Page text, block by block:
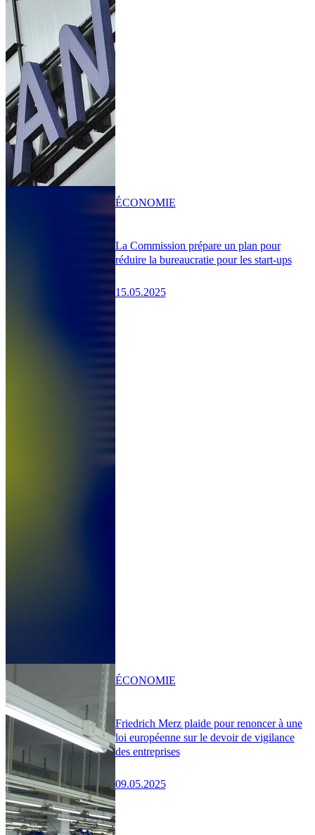
La Commission prépare un plan pour
réduire la bureaucratie pour les start-ups
15.05.2025
ÉCONOMIE
Friedrich Merz plaide pour renoncer à une
loi européenne sur le devoir de vigilance
des entreprises
09.05.2025
ÉCONOMIE